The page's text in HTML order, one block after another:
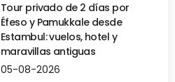
Tour privado de 2 días por
Éfeso y Pamukkale desde
Estambul: vuelos, hotel y
maravillas antiguas
05-08-2026